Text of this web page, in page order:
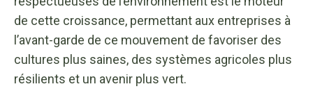
de cette croissance, permettant aux entreprises à
l’avant-garde de ce mouvement de favoriser des
cultures plus saines, des systèmes agricoles plus
résilients et un avenir plus vert.